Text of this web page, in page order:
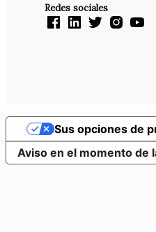
Redes sociales
Aviso en el momento de
Sus opciones de